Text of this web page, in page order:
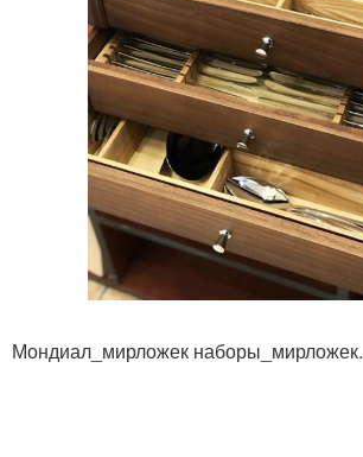
Мондиал_мирложек наборы_мирложек.